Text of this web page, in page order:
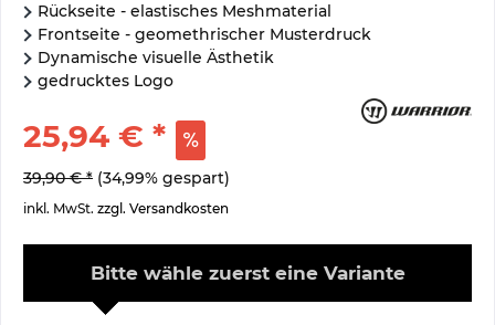
Rückseite - elastisches Meshmaterial
Frontseite - geomethrischer Musterdruck
Dynamische visuelle Ästhetik
gedrucktes Logo
25,94 € *
39,90 € * (34,99% gespart)
inkl. MwSt. zzgl. Versandkosten
Bitte wähle zuerst eine Variante